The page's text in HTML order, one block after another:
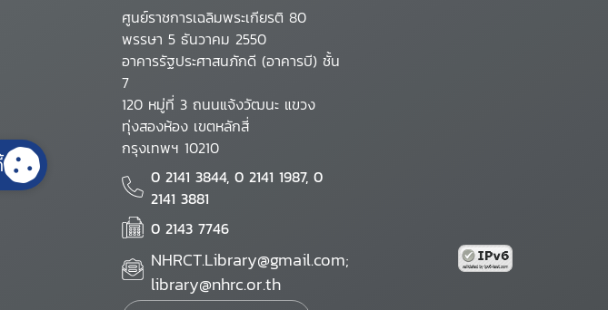
ศูนย์ราชการเฉลิมพระเกียรติ 80
พรรษา 5 ธันวาคม 2550
อาคารรัฐประศาสนภักดี (อาคารบี) ชั้น
7
120 หมู่ที่ 3 ถนนแจ้งวัฒนะ แขวง
ทุ่งสองห้อง เขตหลักสี่
กรุงเทพฯ 10210
0 2141 3844, 0 2141 1987, 0
2141 3881
0 2143 7746
NHRCT.Library@gmail.com;
library@nhrc.or.th